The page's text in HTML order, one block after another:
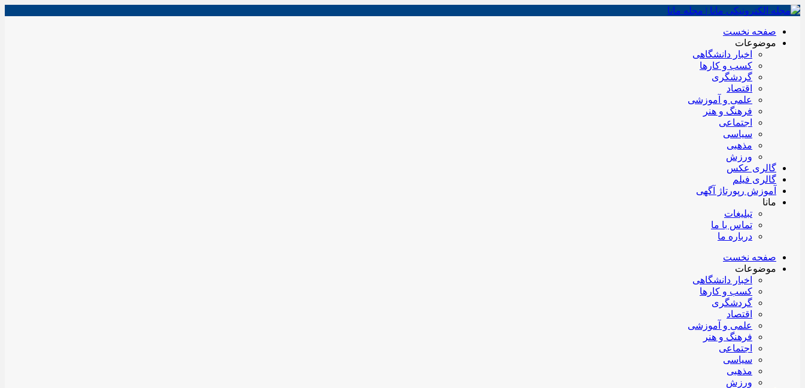
صفحه نخست
موضوعات
اخبار دانشگاهی
کسب و کارها
گردشگری
اقتصاد
علمی و آموزشی
فرهنگ و هنر
اجتماعی
سیاسی
مذهبی
ورزش
گالری عکس
گالری فیلم
آموزش رپورتاژ آگهی
مانا
تبلیغات
تماس با ما
درباره ما
صفحه نخست
موضوعات
اخبار دانشگاهی
کسب و کارها
گردشگری
اقتصاد
علمی و آموزشی
فرهنگ و هنر
اجتماعی
سیاسی
مذهبی
ورزش